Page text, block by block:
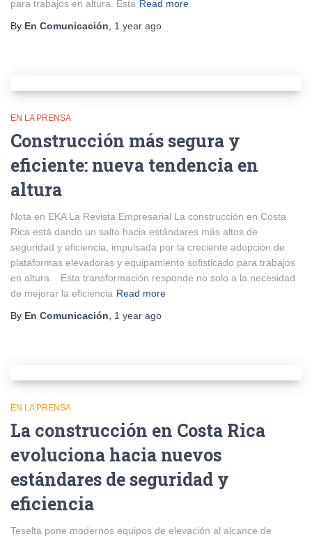
para trabajos en altura. Esta Read more
By En Comunicación 1 year ago
EN LA PRENSA
Construcción más segura y
eficiente: nueva tendencia en
altura
Nota en EKA La Revista Empresarial La construcción en Costa
Rica está dando un salto hacia estándares más altos de
seguridad y eficiencia, impulsada por la creciente adopción de
plataformas elevadoras y equipamiento sofisticado para trabajos
en altura. Esta transformación responde no solo a la necesidad
de mejorar la eficiencia Read more
By En Comunicación 1 year ago
EN LA PRENSA
La construcción en Costa Rica
evoluciona hacia nuevos
estándares de seguridad y
eficiencia
Teselta pone modernos equipos de elevación al alcance de